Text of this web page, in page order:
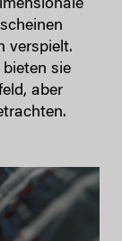
verspielt.
sie
aber